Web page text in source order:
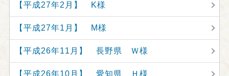
【平成27年2月】 K様
【平成27年1月】 M様
【平成26年11月】 長野県 Ｗ様
【平成26年10月】 愛知県 Ｈ様